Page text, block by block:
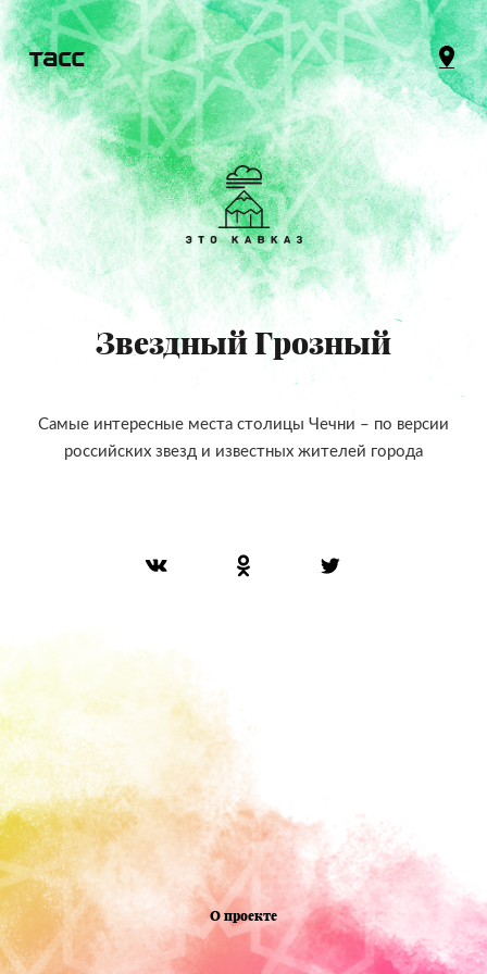
Звездный Грозный
Самые интересные места столицы Чечни – по версии
российских звезд и известных жителей города
О проекте